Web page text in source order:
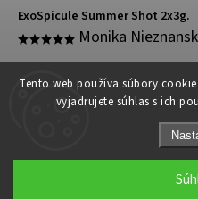
Tento web používa súbory
vyjadrujete súhlas s ich
ExoSpicule Summer Shot 2x3g.
Monika